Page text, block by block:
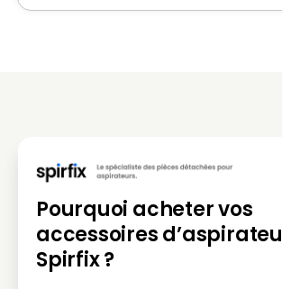
Pourquoi acheter vos
accessoires
Spirfix ?